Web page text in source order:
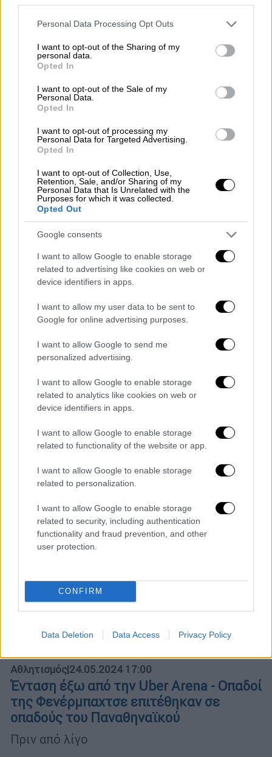
Please note that this website/app uses one or more Google
not limited to your visit or usage behaviour. You may click to
grant or deny consent to Google and its third-party tags to
use your data for below specified purposes in below Google
consent section.
Personal Data Processing Opt Outs
I want to opt-out of the Sharing of my
personal data.
Opted In
I want to opt-out of the Sale of my
Personal Data.
Opted In
I want to opt-out of processing my
Personal Data for Targeted Advertising.
Opted In
I want to opt-out of Collection, Use,
Retention, Sale, and/or Sharing of my
Personal Data that Is Unrelated with the
Purposes for which it was collected.
Opted Out
Google consents
I want to allow Google to enable storage
related to advertising like cookies on web or
device identifiers in apps.
I want to allow my user data to be sent to
Google for online advertising purposes.
I want to allow Google to send me
personalized advertising.
I want to allow Google to enable storage
related to analytics like cookies on web or
device identifiers in apps.
I want to allow Google to enable storage
related to functionality of the website or app.
I want to allow Google to enable storage
related to personalization.
I want to allow Google to enable storage
related to security, including authentication
functionality and fraud prevention, and other
user protection.
CONFIRM
Data Deletion Data Access Privacy Policy
Live Final 4: Λεπτό προς λεπτό o
κρίσιμος ημιτελικός του Ολυμπιακού με
τη Ρεάλ Μαδρίτης
Οι μάχες των ελληνικών ομάδων στο Final 4
Αθλητισμός|24.05.2024 17:45
Final 4: Τραυματίες οπαδοί του
Παναθηναϊκού, χτυπήθηκε φίλος του
Ολυμπιακού, ποδοπατήθηκε γυναίκα
σεκιούριτι!
Με τους χειρότερους οιωνούς αρχίζει το
Final 4 στο Βερολίνο
Αθλητισμός|24.05.2024 17:00
Ένταση έξω από την Uber Arena - Οπαδοί
της Φενέρμπαχτσε επιτέθηκαν σε
οπαδούς του Παναθηναϊκού
Πριν από λίγο